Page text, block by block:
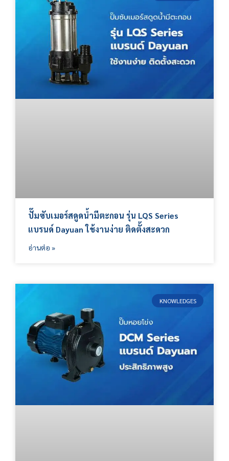
ปั๊มซับเมอร์สดูดน้ำมีตะกอน รุ่น LQS Series
แบรนด์ Dayuan ใช้งานง่าย ติดตั้งสะดวก
อ่านต่อ »
KNOWLEDGES